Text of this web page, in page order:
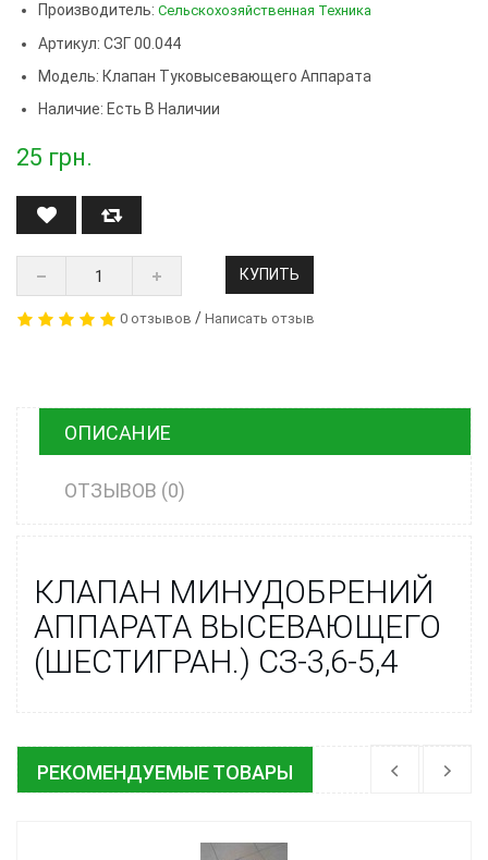
Производитель: Сельскохозяйственная Техника
Артикул: СЗГ 00.044
Модель: Клапан Туковысевающего Аппарата
Наличие: Есть В Наличии
25 грн.
КУПИТЬ
0 отзывов / Написать отзыв
ОПИСАНИЕ
ОТЗЫВОВ (0)
КЛАПАН МИНУДОБРЕНИЙ
АППАРАТА ВЫСЕВАЮЩЕГО
(ШЕСТИГРАН.) СЗ-3,6-5,4
РЕКОМЕНДУЕМЫЕ ТОВАРЫ